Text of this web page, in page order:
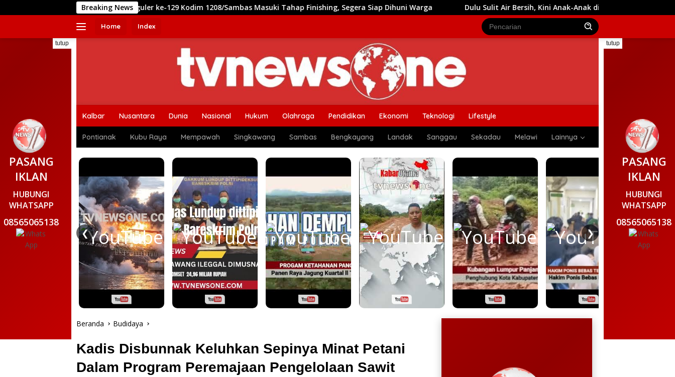
ke
Breaking News
TMMD Reguler ke-129 Kodim 1208/Sambas Masuki Tahap Finishing, Segera Siap Dihuni Warga Dulu Sulit Air Bersih, Kini Anak-Anak di Tempapan Hulu Bisa Bermain Ceria Berkat
Home Index
tutup
PASANG
IKLAN
HUBUNGI
WHATSAPP
08565065138
tutup
PASANG
IKLAN
HUBUNGI
WHATSAPP
08565065138
Kalbar Nusantara Dunia Nasional Hukum Olahraga Pendidikan Ekonomi Teknologi Lifestyle
Pontianak Kubu Raya Mempawah Singkawang Sambas Bengkayang Landak Sanggau Sekadau Melawi Lainnya
❮ ❯
Beranda Budidaya
Kadis Disbunnak Keluhkan Sepinya Minat Petani
Dalam Program Peremajaan Pengelolaan Sawit